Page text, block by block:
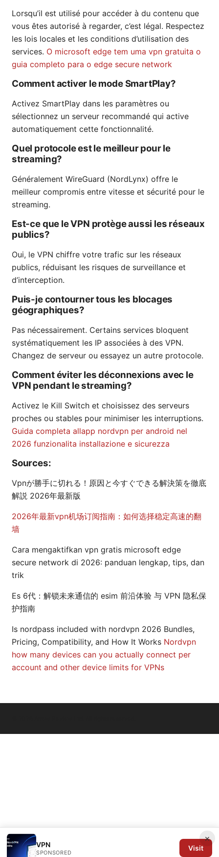
Lorsqu’il est utilisé pour accéder à du contenu que
vous êtes autorisé à regarder, c’est légal. Respectez
les lois locales et les conditions d’utilisation des
services. O microsoft edge tem uma vpn gratuita o
guia completo para o edge secure network
Comment activer le mode SmartPlay?
Activez SmartPlay dans les paramètres ou
sélectionnez un serveur recommandé qui active
automatiquement cette fonctionnalité.
Quel protocole est le meilleur pour le
streaming?
Généralement WireGuard (NordLynx) offre le
meilleur compromis entre vitesse et sécurité pour le
streaming.
Est-ce que le VPN protège aussi les réseaux
publics?
Oui, le VPN chiffre votre trafic sur les réseaux
publics, réduisant les risques de surveillance et
d’interception.
Puis-je contourner tous les blocages
géographiques?
Pas nécessairement. Certains services bloquent
systématiquement les IP associées à des VPN.
Changez de serveur ou essayez un autre protocole.
Comment éviter les déconnexions avec le
VPN pendant le streaming?
Activez le Kill Switch et choisissez des serveurs
proches ou stables pour minimiser les interruptions.
Guida completa allapp nordvpn per android nel
2026 funzionalita installazione e sicurezza
Sources:
Vpnが勝手に切れる！原因と今すぐできる解決策を徹底
解説 2026年最新版
2026年最新vpn机场订阅指南：如何选择稳定高速的翻
墙
Cara mengaktifkan vpn gratis microsoft edge
secure network di 2026: panduan lengkap, tips, dan
trik
Es 6代：解锁未来通信的 esim 前沿体验 与 VPN 隐私保
护指南
Is nordpass included with nordvpn 2026 Bundles,
Pricing, Compatibility, and How It Works Nordvpn
how many devices can you actually connect per
account and other device limits for VPNs
×
VPN
SPONSORED
Visit